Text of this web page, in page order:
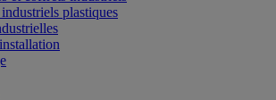
plastiques